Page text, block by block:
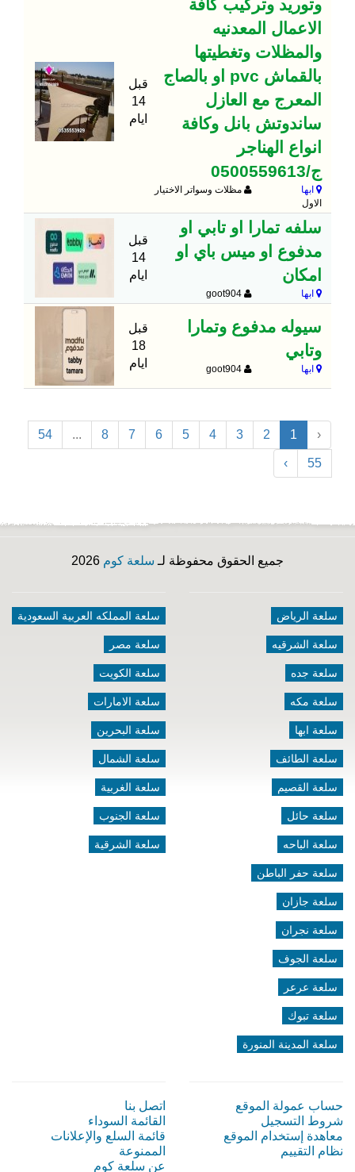
وتوريد وتركيب كافة
الاعمال المعدنيه
والمظلات وتغطيتها
بالقماش pvc او بالصاج
المعرج مع العازل
ساندوتش بانل وكافة
انواع الهناجر
ج/0500559613
ابها
مظلات وسواتر الاختيار
الاول
قبل
14
ايام
سلفه تمارا او تابي او
مدفوع او ميس باي او
امكان
ابها goot904
قبل
14
ايام
سيوله مدفوع وتمارا
وتابي
ابها goot904
قبل
18
ايام
‹
1
2
3
4
5
6
7
8
...
54
55
›
جميع الحقوق محفوظة لـ سلعة كوم
سلعة الرياض
سلعة الشرقيه
سلعة جده
سلعة مكه
سلعة ابها
سلعة الطائف
سلعة القصيم
سلعة حائل
سلعة الباحه
سلعة حفر الباطن
سلعة جازان
سلعة نجران
سلعة الجوف
سلعة عرعر
سلعة تبوك
سلعة المدينة المنورة
سلعة المملكه العربية السعودية
سلعة مصر
سلعة الكويت
سلعة الامارات
سلعة البحرين
سلعة الشمال
سلعة الغربية
سلعة الجنوب
سلعة الشرقية
حساب عمولة الموقع
شروط التسجيل
معاهدة إستخدام الموقع
نظام التقييم
اتصل بنا
القائمة السوداء
قائمة السلع والإعلانات
الممنوعة
عن سلعة كوم